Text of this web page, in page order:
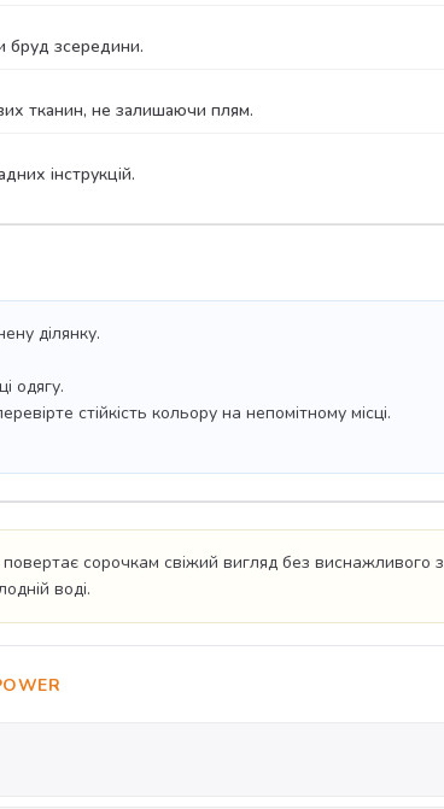
бруд зсередини.
тканин, не залишаючи плям.
інструкцій.
ділянку.
одягу.
стійкість кольору на непомітному місці.
сорочкам свіжий вигляд без
воді.